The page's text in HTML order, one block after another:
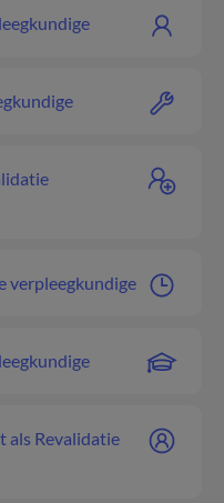
verpleegkundige
als Revalidatie